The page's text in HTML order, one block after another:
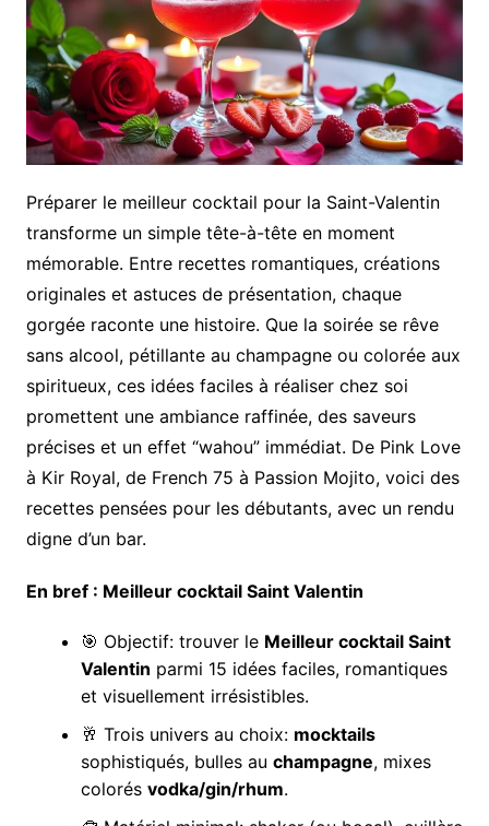
Préparer le meilleur cocktail pour la Saint-Valentin
transforme un simple tête-à-tête en moment
mémorable. Entre recettes romantiques, créations
originales et astuces de présentation, chaque
gorgée raconte une histoire. Que la soirée se rêve
sans alcool, pétillante au champagne ou colorée aux
spiritueux, ces idées faciles à réaliser chez soi
promettent une ambiance raffinée, des saveurs
précises et un effet “wahou” immédiat. De Pink Love
à Kir Royal, de French 75 à Passion Mojito, voici des
recettes pensées pour les débutants, avec un rendu
digne d’un bar.
En bref : Meilleur cocktail Saint Valentin
🎯 Objectif: trouver le Meilleur cocktail Saint
Valentin parmi 15 idées faciles, romantiques
et visuellement irrésistibles.
🥂 Trois univers au choix: mocktails
sophistiqués, bulles au champagne, mixes
colorés vodka/gin/rhum.